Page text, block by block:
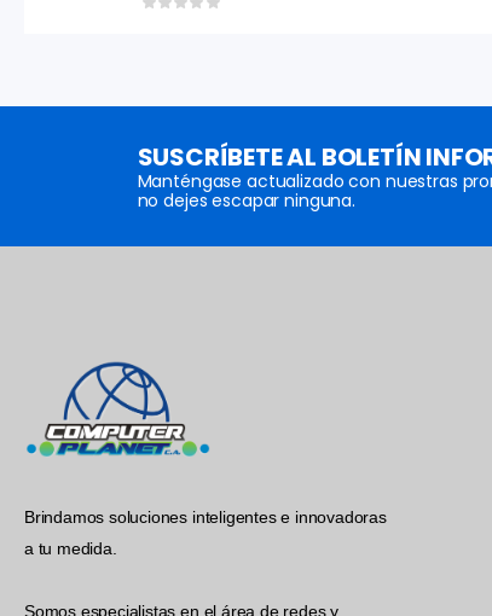
SUSCRÍBETE AL BOLETÍN
Manténgase actualizado con nuestras
no dejes escapar ninguna.
Brindamos soluciones inteligentes e innovadoras
a tu medida.
Somos especialistas en el área de redes y